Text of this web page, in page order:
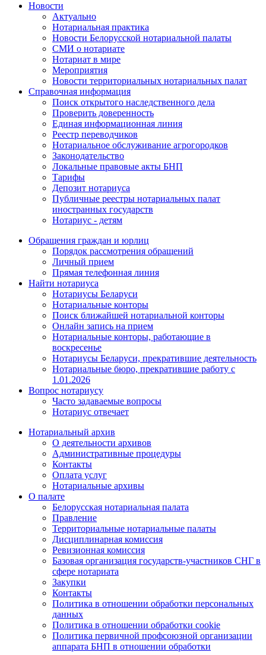
Новости
Актуально
Нотариальная практика
Новости Белорусской нотариальной палаты
СМИ о нотариате
Нотариат в мире
Мероприятия
Новости территориальных нотариальных палат
Справочная информация
Поиск открытого наследственного дела
Проверить доверенность
Единая информационная линия
Реестр переводчиков
Нотариальное обслуживание агрогородков
Законодательство
Локальные правовые акты БНП
Тарифы
Депозит нотариуса
Публичные реестры нотариальных палат
иностранных государств
Нотариус - детям
Обращения граждан и юрлиц
Порядок рассмотрения обращений
Личный прием
Прямая телефонная линия
Найти нотариуса
Нотариусы Беларуси
Нотариальные конторы
Поиск ближайшей нотариальной конторы
Онлайн запись на прием
Нотариальные конторы, работающие в
воскресенье
Нотариусы Беларуси, прекратившие деятельность
Нотариальные бюро, прекратившие работу с
1.01.2026
Вопрос нотариусу
Часто задаваемые вопросы
Нотариус отвечает
Нотариальный архив
О деятельности архивов
Административные процедуры
Контакты
Оплата услуг
Нотариальные архивы
О палате
Белорусская нотариальная палата
Правление
Территориальные нотариальные палаты
Дисциплинарная комиссия
Ревизионная комиссия
Базовая организация государств-участников СНГ в
сфере нотариата
Закупки
Контакты
Политика в отношении обработки персональных
данных
Политика в отношении обработки cookie
Политика первичной профсоюзной организации
аппарата БНП в отношении обработки